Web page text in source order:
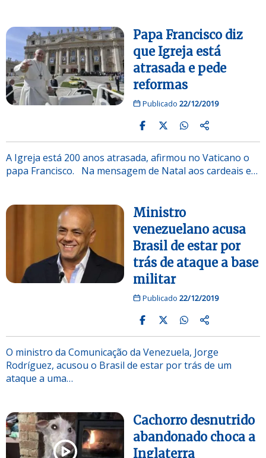
Papa Francisco diz
que Igreja está
atrasada e pede
reformas
Publicado 22/12/2019
A Igreja está 200 anos atrasada, afirmou no Vaticano o
papa Francisco. Na mensagem de Natal aos cardeais e…
Ministro
venezuelano acusa
Brasil de estar por
trás de ataque a base
militar
Publicado 22/12/2019
O ministro da Comunicação da Venezuela, Jorge
Rodríguez, acusou o Brasil de estar por trás de um
ataque a uma…
Cachorro desnutrido
abandonado choca a
Inglaterra